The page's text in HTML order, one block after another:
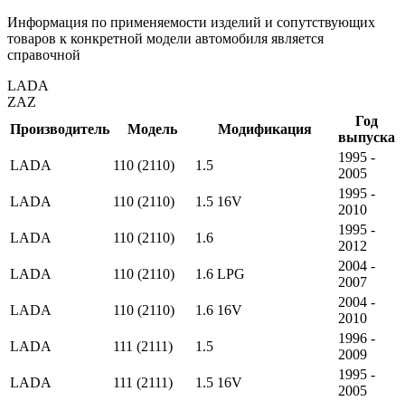
Информация по применяемости изделий и сопутствующих
товаров к конкретной модели автомобиля является
справочной
LADA
ZAZ
Производитель
Модель Модификация
Год
выпуска
LADA
110 (2110) 1.5
1995 -
2005
LADA
110 (2110) 1.5 16V
1995 -
2010
LADA
110 (2110) 1.6
1995 -
2012
LADA
110 (2110) 1.6 LPG
2004 -
2007
LADA
110 (2110) 1.6 16V
2004 -
2010
LADA
111 (2111) 1.5
1996 -
2009
LADA
111 (2111) 1.5 16V
1995 -
2005